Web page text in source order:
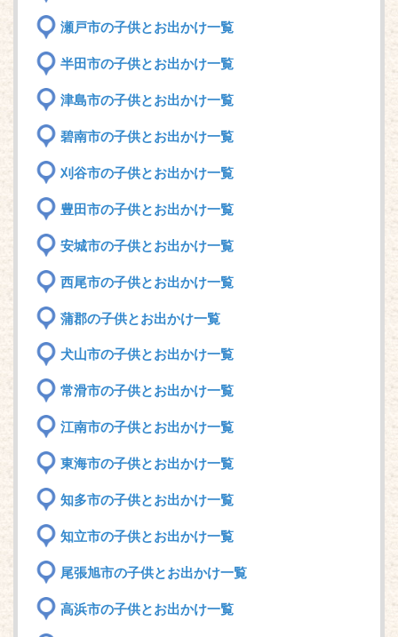
瀬戸市の子供とお出かけ一覧
半田市の子供とお出かけ一覧
津島市の子供とお出かけ一覧
碧南市の子供とお出かけ一覧
刈谷市の子供とお出かけ一覧
豊田市の子供とお出かけ一覧
安城市の子供とお出かけ一覧
西尾市の子供とお出かけ一覧
蒲郡の子供とお出かけ一覧
犬山市の子供とお出かけ一覧
常滑市の子供とお出かけ一覧
江南市の子供とお出かけ一覧
東海市の子供とお出かけ一覧
知多市の子供とお出かけ一覧
知立市の子供とお出かけ一覧
尾張旭市の子供とお出かけ一覧
高浜市の子供とお出かけ一覧